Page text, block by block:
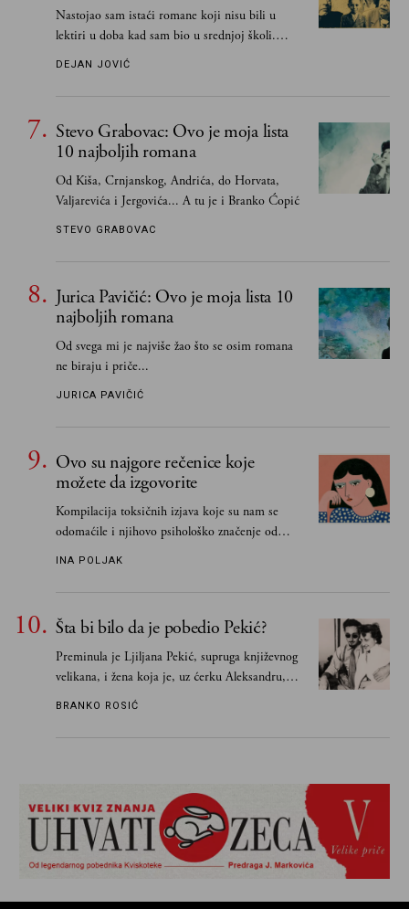
Nastojao sam istaći romane koji nisu bili u
lektiri u doba kad sam bio u srednjoj školi.
Smatrao sam da su "klasici" već dovoljno
DEJAN JOVIĆ
Stevo Grabovac: Ovo je moja lista
10 najboljih romana
Od Kiša, Crnjanskog, Andrića, do Horvata,
Valjarevića i Jergovića... A tu je i Branko Ćopić
STEVO GRABOVAC
Jurica Pavičić: Ovo je moja lista 10
najboljih romana
Od svega mi je najviše žao što se osim romana
ne biraju i priče...
JURICA PAVIČIĆ
Ovo su najgore rečenice koje
možete da izgovorite
Kompilacija toksičnih izjava koje su nam se
odomaćile i njihovo psihološko značenje od
INA POLJAK
Šta bi bilo da je pobedio Pekić?
Preminula je Ljiljana Pekić, supruga književnog
velikana, i žena koja je, uz ćerku Aleksandru,
vodila računa o zaostavštini pisca. Ovu priču o
BRANKO ROSIĆ